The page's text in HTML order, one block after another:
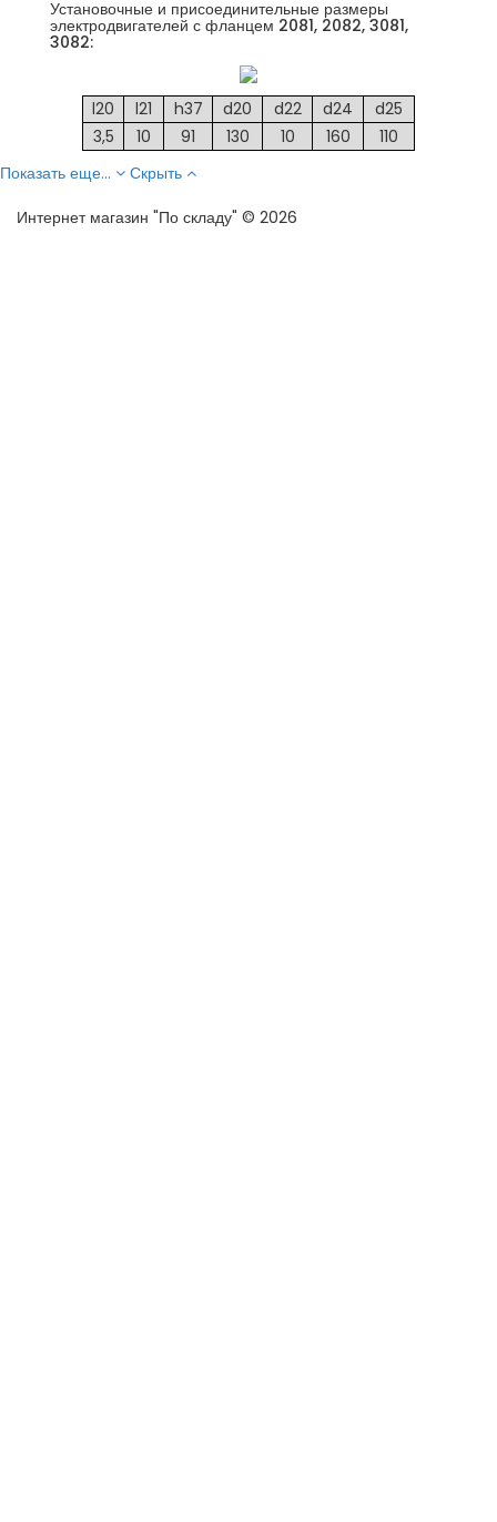
Установочные и присоединительные размеры
электродвигателей с фланцем 2081, 2082, 3081,
3082:
l20 l21 h37 d20 d22 d24
d25
3,5
10 91 130 10 160
110
Показать еще...
Скрыть
Интернет магазин "По складу" © 2026